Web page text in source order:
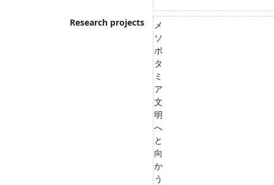
Research projects
メ
ソ
ポ
タ
ミ
ア
文
明
へ
と
向
か
う